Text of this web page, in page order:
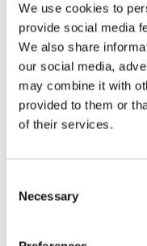
We use cookies to
provide social media
We also share
our social media,
may combine it with
provided to them or
of their services.
Selection
Necessary
Transformación de
Combustibles
Producción de
Residuos orgánicos
Tecnologías por
Separación de restos